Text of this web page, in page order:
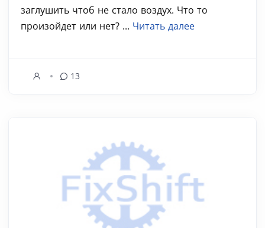
заглушить чтоб не стало воздух. Что то
произойдет или нет? ... Читать далее
13